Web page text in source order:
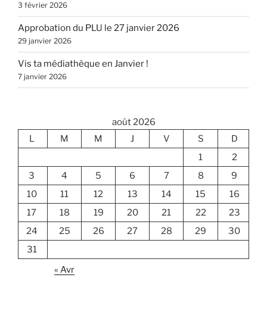
3 février 2026
Approbation du PLU le 27 janvier 2026
29 janvier 2026
Vis ta médiathèque en Janvier !
7 janvier 2026
août 2026
L
M M J V S
D
1
2
3
4 5 6 7 8
9
10
11 12 13 14 15
16
17
18 19 20 21 22
23
24
25 26 27 28 29
30
31
« Avr